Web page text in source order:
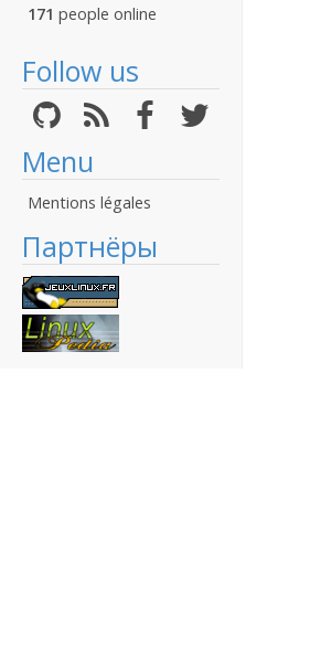
171 people online
Follow us
Menu
Mentions légales
Партнёры